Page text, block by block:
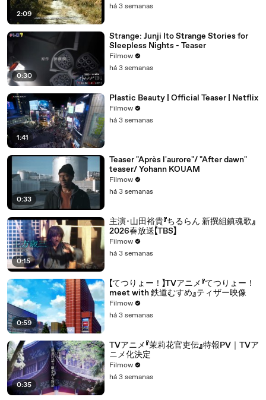
2:09
há 3 semanas
0:30
Strange: Junji Ito Strange Stories for
Sleepless Nights - Teaser
Filmow
há 3 semanas
1:41
Plastic Beauty | Official Teaser | Netflix
Filmow
há 3 semanas
0:33
Teaser "Après l'aurore"/ "After dawn"
teaser/ Yohann KOUAM
Filmow
há 3 semanas
0:15
主演･山田裕貴『ちるらん 新撰組鎮魂歌』
2026春放送【TBS】
Filmow
há 3 semanas
0:59
【てつりょー！】TVアニメ『てつりょー！
meet with 鉄道むすめ』ティザー映像
Filmow
há 3 semanas
0:35
TVアニメ『茉莉花官吏伝』特報PV｜TVア
ニメ化決定
Filmow
há 3 semanas